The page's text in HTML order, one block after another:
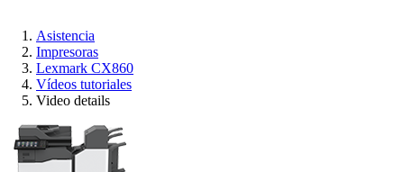
Asistencia
Impresoras
Lexmark CX860
Vídeos tutoriales
Video details